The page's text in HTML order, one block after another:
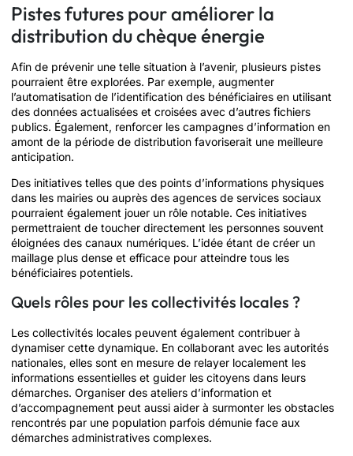
Pistes futures pour améliorer la
distribution du chèque énergie
Afin de prévenir une telle situation à l’avenir, plusieurs pistes
pourraient être explorées. Par exemple, augmenter
l’automatisation de l’identification des bénéficiaires en utilisant
des données actualisées et croisées avec d’autres fichiers
publics. Également, renforcer les campagnes d’information en
amont de la période de distribution favoriserait une meilleure
anticipation.
Des initiatives telles que des points d’informations physiques
dans les mairies ou auprès des agences de services sociaux
pourraient également jouer un rôle notable. Ces initiatives
permettraient de toucher directement les personnes souvent
éloignées des canaux numériques. L’idée étant de créer un
maillage plus dense et efficace pour atteindre tous les
bénéficiaires potentiels.
Quels rôles pour les collectivités locales ?
Les collectivités locales peuvent également contribuer à
dynamiser cette dynamique. En collaborant avec les autorités
nationales, elles sont en mesure de relayer localement les
informations essentielles et guider les citoyens dans leurs
démarches. Organiser des ateliers d’information et
d’accompagnement peut aussi aider à surmonter les obstacles
rencontrés par une population parfois démunie face aux
démarches administratives complexes.